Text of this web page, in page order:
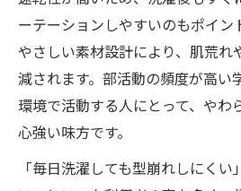
ーテーションしやすいのもポイン
やさしい素材設計により、肌荒れ
減されます。部活動の頻度が高い
環境で活動する人にとって、やわ
心強い味方です。
「毎日洗濯しても型崩れしにく